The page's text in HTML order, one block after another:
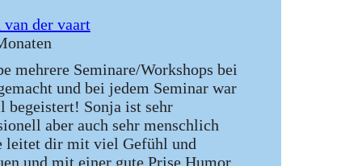
der vaart
mehrere Seminare/Workshops bei
und bei jedem Seminar war
begeistert! Sonja ist sehr
aber auch sehr menschlich
leitet dir mit viel Gefühl und
und mit einer gute Prise Humor